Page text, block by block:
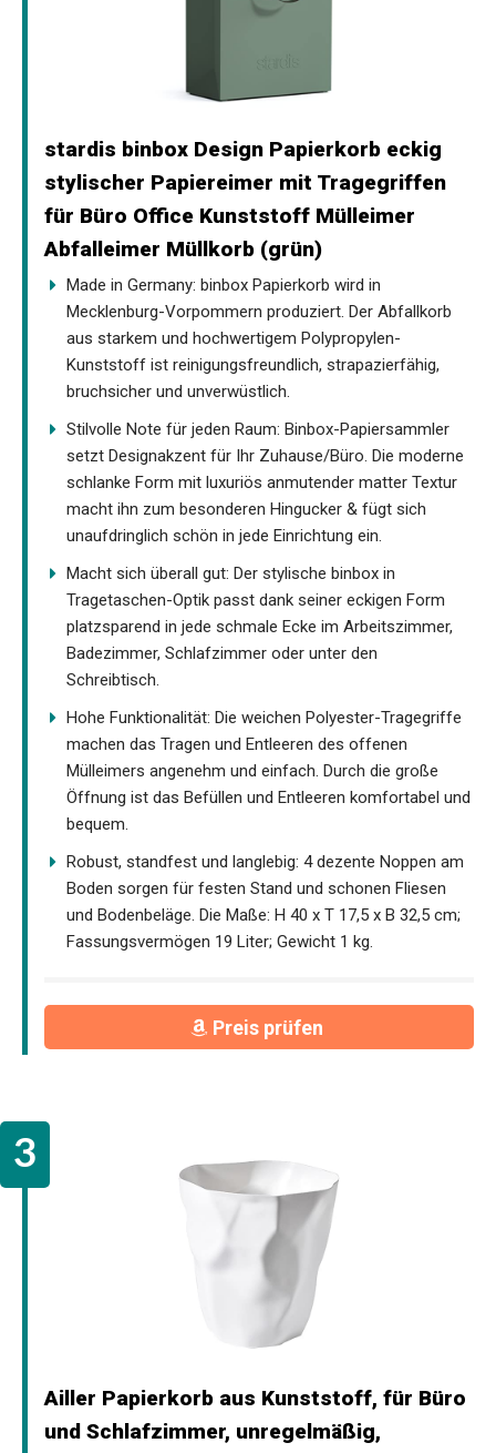
stardis binbox Design Papierkorb eckig
stylischer Papiereimer mit Tragegriffen
für Büro Office Kunststoff Mülleimer
Abfalleimer Müllkorb (grün)
Made in Germany: binbox Papierkorb wird in
Mecklenburg-Vorpommern produziert. Der Abfallkorb
aus starkem und hochwertigem Polypropylen-
Kunststoff ist reinigungsfreundlich, strapazierfähig,
bruchsicher und unverwüstlich.
Stilvolle Note für jeden Raum: Binbox-Papiersammler
setzt Designakzent für Ihr Zuhause/Büro. Die moderne
schlanke Form mit luxuriös anmutender matter Textur
macht ihn zum besonderen Hingucker & fügt sich
unaufdringlich schön in jede Einrichtung ein.
Macht sich überall gut: Der stylische binbox in
Tragetaschen-Optik passt dank seiner eckigen Form
platzsparend in jede schmale Ecke im Arbeitszimmer,
Badezimmer, Schlafzimmer oder unter den
Schreibtisch.
Hohe Funktionalität: Die weichen Polyester-Tragegriffe
machen das Tragen und Entleeren des offenen
Mülleimers angenehm und einfach. Durch die große
Öffnung ist das Befüllen und Entleeren komfortabel und
bequem.
Robust, standfest und langlebig: 4 dezente Noppen am
Boden sorgen für festen Stand und schonen Fliesen
und Bodenbeläge. Die Maße: H 40 x T 17,5 x B 32,5 cm;
Fassungsvermögen 19 Liter; Gewicht 1 kg.
Preis prüfen
Ailler Papierkorb aus Kunststoff, für Büro
und Schlafzimmer, unregelmäßig,